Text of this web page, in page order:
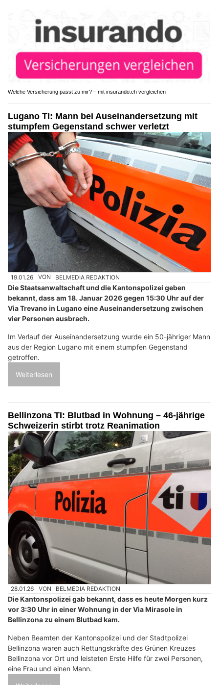
Welche Versicherung passt zu mir? – mit insurando.ch vergleichen
Lugano TI: Mann bei Auseinandersetzung mit
stumpfem Gegenstand schwer verletzt
19.01.26 VON BELMEDIA REDAKTION
Die Staatsanwaltschaft und die Kantonspolizei geben
bekannt, dass am 18. Januar 2026 gegen 15:30 Uhr auf der
Via Trevano in Lugano eine Auseinandersetzung zwischen
vier Personen ausbrach.
Im Verlauf der Auseinandersetzung wurde ein 50-jähriger Mann
aus der Region Lugano mit einem stumpfen Gegenstand
getroffen.
Weiterlesen
Bellinzona TI: Blutbad in Wohnung – 46-jährige
Schweizerin stirbt trotz Reanimation
28.01.26 VON BELMEDIA REDAKTION
Die Kantonspolizei gab bekannt, dass es heute Morgen kurz
vor 3:30 Uhr in einer Wohnung in der Via Mirasole in
Bellinzona zu einem Blutbad kam.
Neben Beamten der Kantonspolizei und der Stadtpolizei
Bellinzona waren auch Rettungskräfte des Grünen Kreuzes
Bellinzona vor Ort und leisteten Erste Hilfe für zwei Personen,
eine Frau und einen Mann.